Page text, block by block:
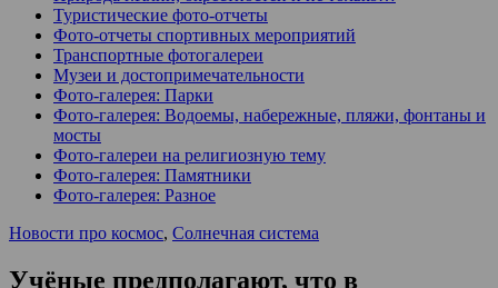
Туристические фото-отчеты
Фото-отчеты спортивных мероприятий
Транспортные фотогалереи
Музеи и достопримечательности
Фото-галерея: Парки
Фото-галерея: Водоемы, набережные, пляжи, фонтаны и
мосты
Фото-галереи на религиозную тему
Фото-галерея: Памятники
Фото-галерея: Разное
Новости про космос, Солнечная система
Учёные предполагают, что в